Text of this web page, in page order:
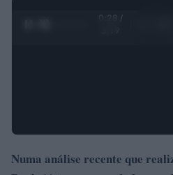
0:28 /
Numa análise recente que